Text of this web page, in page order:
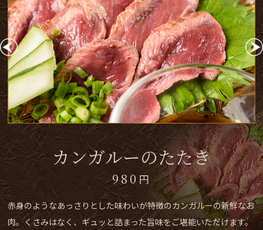
海老のアヒージョ
980円
ぷりぷりの海老とキノコと玉ねぎをガーリックオイルでぐつぐつ煮
詰めた逸品。火をつけたままご提供することで、熱々の状態でお楽